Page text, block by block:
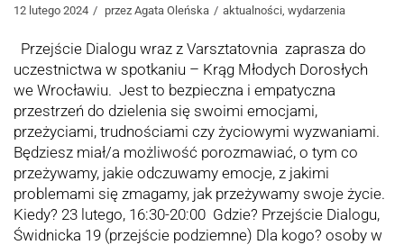
12 lutego 2024 przez Agata Oleńska aktualności wydarzenia
Przejście Dialogu wraz z Varsztatovnia zaprasza do
uczestnictwa w spotkaniu – Krąg Młodych Dorosłych
we Wrocławiu. Jest to bezpieczna i empatyczna
przestrzeń do dzielenia się swoimi emocjami,
przeżyciami, trudnościami czy życiowymi wyzwaniami.
Będziesz miał/a możliwość porozmawiać, o tym co
przeżywamy, jakie odczuwamy emocje, z jakimi
problemami się zmagamy, jak przeżywamy swoje życie.
Kiedy? 23 lutego, 16:30-20:00 Gdzie? Przejście Dialogu,
Świdnicka 19 (przejście podziemne) Dla kogo? osoby w